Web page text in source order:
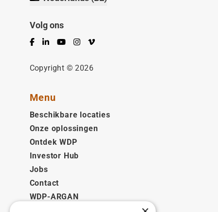
Volg ons
Facebook
LinkedInYouTubeInstagram
Vimeo
Copyright © 2026
Menu
Beschikbare locaties
Onze oplossingen
Ontdek WDP
Investor Hub
Jobs
Contact
WDP-ARGAN